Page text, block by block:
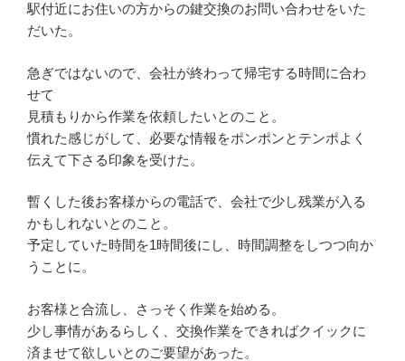
駅付近にお住いの方からの鍵交換のお問い合わせをいた
だいた。
急ぎではないので、会社が終わって帰宅する時間に合わ
せて
見積もりから作業を依頼したいとのこと。
慣れた感じがして、必要な情報をポンポンとテンポよく
伝えて下さる印象を受けた。
暫くした後お客様からの電話で、会社で少し残業が入る
かもしれないとのこと。
予定していた時間を1時間後にし、時間調整をしつつ向か
うことに。
お客様と合流し、さっそく作業を始める。
少し事情があるらしく、交換作業をできればクイックに
済ませて欲しいとのご要望があった。